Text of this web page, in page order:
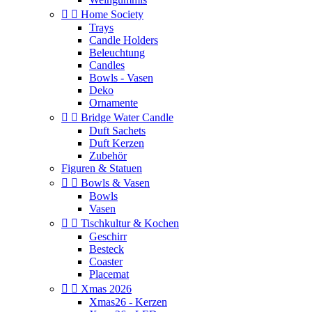
  Home Society
Trays
Candle Holders
Beleuchtung
Candles
Bowls - Vasen
Deko
Ornamente
  Bridge Water Candle
Duft Sachets
Duft Kerzen
Zubehör
Figuren & Statuen
  Bowls & Vasen
Bowls
Vasen
  Tischkultur & Kochen
Geschirr
Besteck
Coaster
Placemat
  Xmas 2026
Xmas26 - Kerzen